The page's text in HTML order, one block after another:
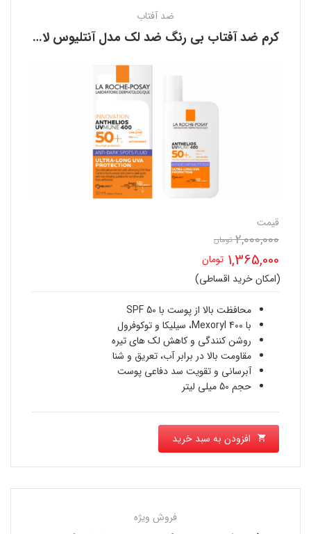
ضد آفتاب
کرم ضد آفتاب بی رنگ ضد لک مدل آنتلیوس لاروش پوزای LA ROCHE POSAY
قیمت
2,000,000 تومان
اصلی
2,000,000 تومان
بود.
1,365,000 تومان
قیمت
فعلی
1,365,000 تومان
است.
(امکان خرید اقساطی)
محافظت بالا از پوست با SPF 50
با Mexoryl 400، سیلیکا و توکوفرول
روشن کنندگی و کاهش لک های تیره
مقاومت بالا در برابر آب، تعریق و شنا
آبرسانی و تقویت سد دفاعی پوست
حجم 50 میلی لیتر
افزودن به سبد خرید
فروش ویژه